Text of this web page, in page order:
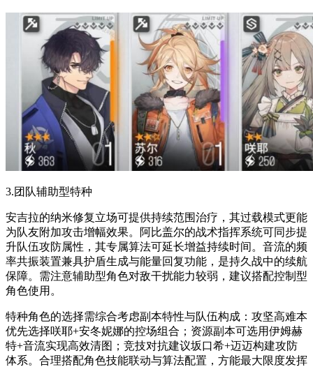
3.团队辅助型特种
安吉拉的纳米修复立场可提供持续范围治疗，其过载模式更能
为队友附加攻击增幅效果。阿比盖尔的战术指挥系统可同步提
升队伍攻防属性，其专属算法可延长增益持续时间。音流的频
率共振装置兼具护盾生成与能量回复功能，是持久战中的续航
保障。需注意辅助型角色对敌干扰能力较弱，建议搭配控制型
角色使用。
特种角色的选择需综合考虑副本特性与队伍构成：攻坚高难本
优先选择咲耶+安冬妮娜的控场组合；资源副本可选用伊姆赫
特+音流实现高效清图；竞技对抗建议坂口希+迈迈构建攻防
体系。合理搭配角色技能联动与算法配置，方能最大限度发挥